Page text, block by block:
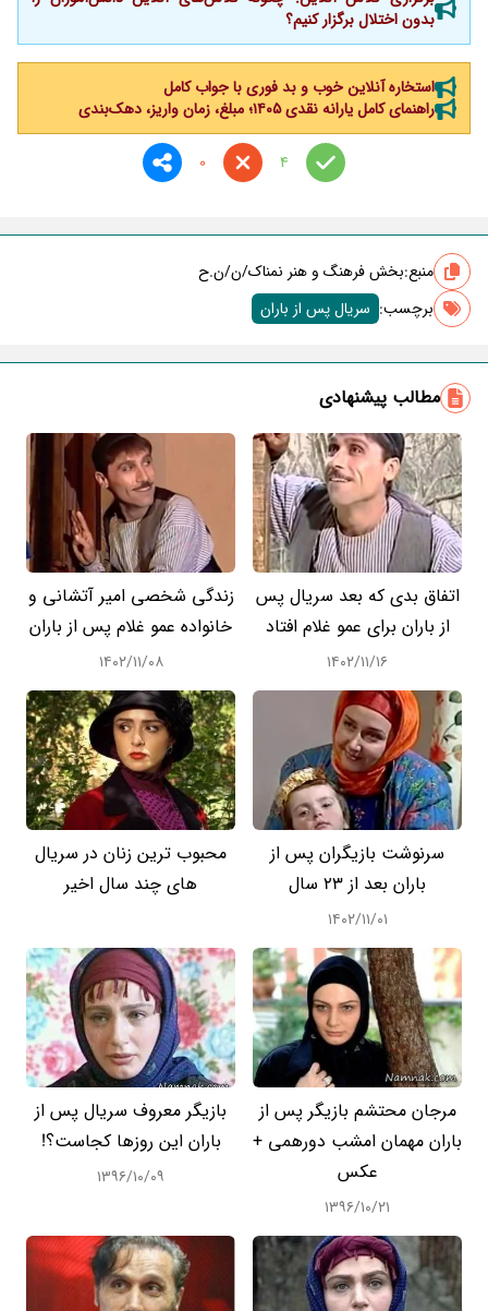
بدون اختلال برگزار کنیم؟
استخاره آنلاین خوب و بد فوری با جواب کامل
راهنمای کامل یارانه نقدی ۱۴۰۵؛ مبلغ، زمان واریز، دهک‌بندی
4
0
منبع:بخش فرهنگ و هنر نمناک/ن/ن.ح
برچسب‌: سریال پس از باران
مطالب پیشنهادی
اتفاق بدی که بعد سریال پس
از باران برای عمو غلام افتاد
۱۴۰۲/۱۱/۱۶
زندگی شخصی امیر آتشانی و
خانواده عمو غلام پس از باران
۱۴۰۲/۱۱/۰۸
سرنوشت بازیگران پس از
باران بعد از 23 سال
۱۴۰۲/۱۱/۰۱
محبوب ترین زنان در سریال
های چند سال اخیر
مرجان محتشم بازیگر پس از
باران مهمان امشب دورهمی +
عکس
۱۳۹۶/۱۰/۲۱
بازیگر معروف سریال پس از
باران این روزها کجاست؟!
۱۳۹۶/۱۰/۰۹